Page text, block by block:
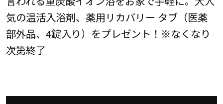
気の温活入浴剤、薬用リカバリー タブ（医薬
部外品、4錠入り）をプレゼント！※なくなり
次第終了